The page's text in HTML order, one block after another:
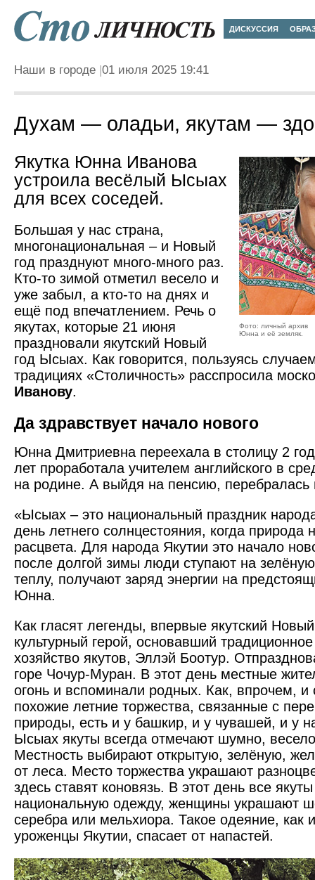
ДИСКУССИЯ
Наши в городе 01 июля 2025 19:41
Духам — оладьи, якутам —
Фото: личный архив
Юнна и её земляк.
Якутка Юнна Иванова
устроила весёлый Ысыах
для всех соседей.
Большая у нас страна,
многонациональная – и Новый
год празднуют много-много раз.
Кто-то зимой отметил весело и
уже забыл, а кто-то на днях и
ещё под впечатлением. Речь о
якутах, которые 21 июня
праздновали якутский Новый
год Ысыах. Как говорится, пользуясь
традициях «­Столичность» расспросила
Иванову.
Да здравствует начало нового
Юнна Дмитриевна переехала в столицу 2
лет проработала учителем английского в
на родине. А выйдя на пенсию, перебралась
«Ысыах – это национальный праздник
день летнего солнцестояния, когда природа
расцвета. Для народа Якутии это начало
после долгой зимы люди ступают на
теплу, получают заряд энергии на
Юнна.
Как гласят легенды, впервые якутский
культурный герой, основавший
хозяйство якутов, Эллэй Боотур.
горе Чочур-Муран. В этот день местные
огонь и вспоминали родных. Как, впрочем, и
похожие летние торжества, связанные с
природы, есть и у башкир, и у чувашей, и у
Ысыах якуты всегда отмечают шумно,
Местность выбирают открытую, зелёную,
от леса. Место торжества украшают
здесь ставят коновязь. В этот день все
национальную одежду, женщины украшают
серебра или мельхиора. Такое одеяние, как
уроженцы Якутии, спасает от напастей.